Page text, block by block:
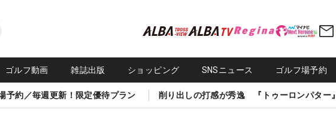
ゴルフ動画 雑誌出版 ショッピング SNSニュース ゴルフ場予約
予約／毎週更新！限定優待プラン 削り出しの打感が秀逸 『トゥーロンパター』